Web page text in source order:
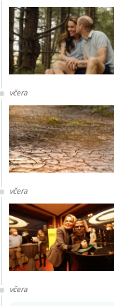
včera
včera
včera